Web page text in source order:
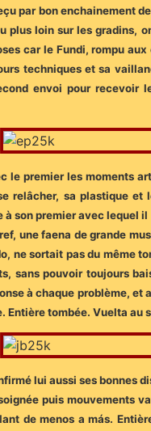
par bon enchainement
plus loin sur les gradins,
car le Fundi, rompu
techniques et sa
envoi pour
premier les moments
relâcher, sa plastique
à son premier avec
une faena de grande
ne sortait pas du même
sans pouvoir toujours
à chaque problème, et
tombée. Vuelta au
lui aussi ses bonnes
puis mouvements
de menos a más.